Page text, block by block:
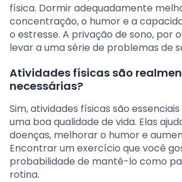
física. Dormir adequadamente
concentração, o humor e a
o estresse. A privação de sono, por
levar a uma série de problemas de
Atividades físicas são
necessárias?
Sim, atividades físicas são
uma boa qualidade de vida. Elas
doenças, melhorar o humor e
Encontrar um exercício que você
probabilidade de mantê-lo como
rotina.